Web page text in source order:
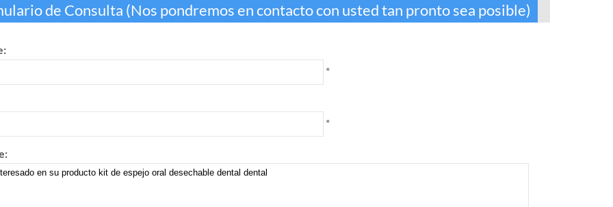
de Consulta (Nos pondremos en contacto con usted tan pronto sea posible)
*
*